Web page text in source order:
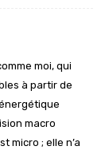
moi, qui
à partir de
macro
micro ; elle n’a